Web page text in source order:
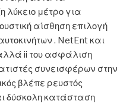
λύκειο μέτρο για
αίσθηση επιλογή
. NetEnt και
ii του ασφάλιση
συνεισφέρων στην
βλέπε ρευστός
δύσκολη κατάσταση